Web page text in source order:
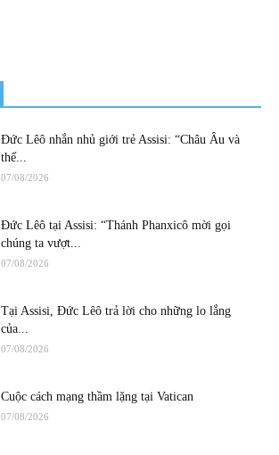
Đức Lêô nhắn nhủ giới trẻ Assisi: “Châu Âu và
thế...
07/08/2026
Đức Lêô tại Assisi: “Thánh Phanxicô mời gọi
chúng ta vượt...
07/08/2026
Tại Assisi, Đức Lêô trả lời cho những lo lắng
của...
07/08/2026
Cuộc cách mạng thầm lặng tại Vatican
07/08/2026